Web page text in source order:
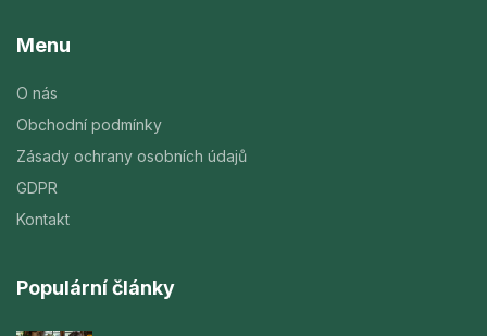
Menu
O nás
Obchodní podmínky
Zásady ochrany osobních údajů
GDPR
Kontakt
Populární články